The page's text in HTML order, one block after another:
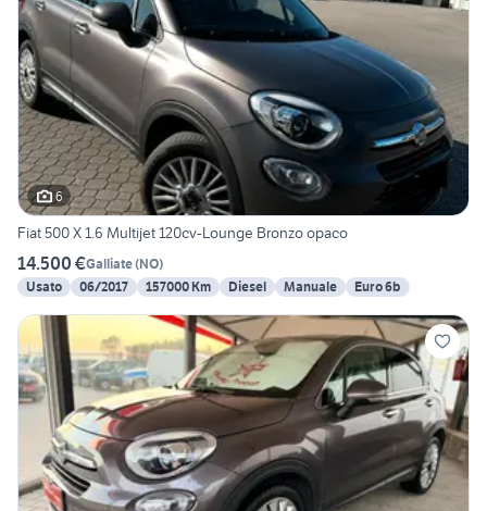
6
Fiat 500 X 1.6 Multijet 120cv-Lounge Bronzo opaco
14.500 €Galliate(NO)
Usato
06/2017 157000 Km Diesel Manuale Euro 6b